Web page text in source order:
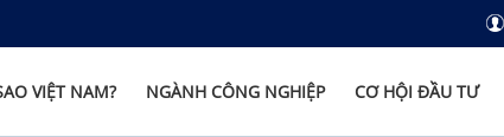
CƠ HỘI ĐẦU TƯ
NGÀNH CÔNG NGHIỆP
VIỆT NAM?